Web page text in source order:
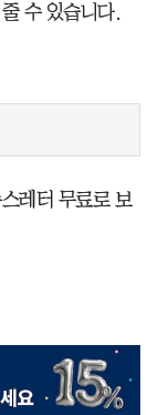
수 있습니다.
레터 무료로 보